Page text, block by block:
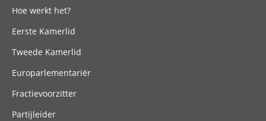
Hoe werkt het?
Eerste Kamerlid
Tweede Kamerlid
Europarlementariër
Fractievoorzitter
Partijleider